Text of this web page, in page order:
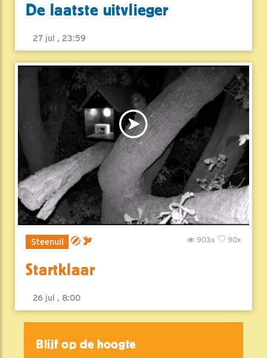
De laatste uitvlieger
27 jul , 23:59
Steenuil 90x
903x
Startklaar
26 jul , 8:00
Blijf op de hoogte